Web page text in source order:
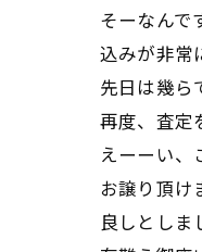
そーなんで
込みが非常
先日は幾ら
再度、査定
えーーい、
お譲り頂け
良しとし